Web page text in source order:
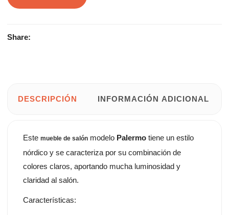
Share:
DESCRIPCIÓN INFORMACIÓN ADICIONAL
Estemueble de salón modelo Palermo tiene un estilo
nórdico y se caracteriza por su combinación de
colores claros, aportando mucha luminosidad y
claridad al salón.
Características: